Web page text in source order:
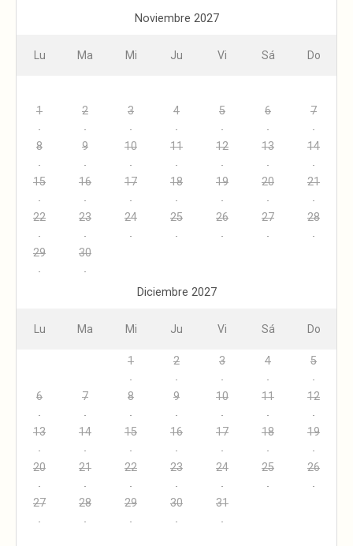
Noviembre 2027
Lu Ma Mi Ju Vi Sá Do
1 2 3 4 5 6 7
8 9 10 11 12 13 14
15 16 17 18 19 20 21
22 23 24 25 26 27 28
29 30
Diciembre 2027
Lu Ma Mi Ju Vi Sá Do
1 2 3 4 5
6 7 8 9 10 11 12
13 14 15 16 17 18 19
20 21 22 23 24 25 26
27 28 29 30 31